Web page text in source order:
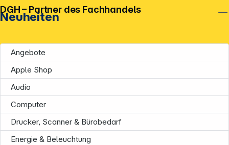
Neuheiten
Angebote
Apple Shop
Audio
Computer
Drucker, Scanner & Bürobedarf
Energie & Beleuchtung
DGH – Partner des Fachhandels